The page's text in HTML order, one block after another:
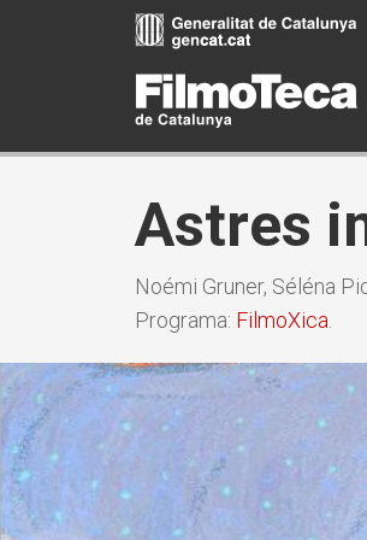
Astres
Noémi Gruner, Séléna
Programa: FilmoXica